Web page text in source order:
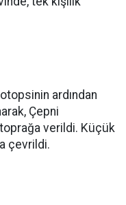
otopsinin ardından
Çepni
toprağa verildi. Küçük
çevrildi.